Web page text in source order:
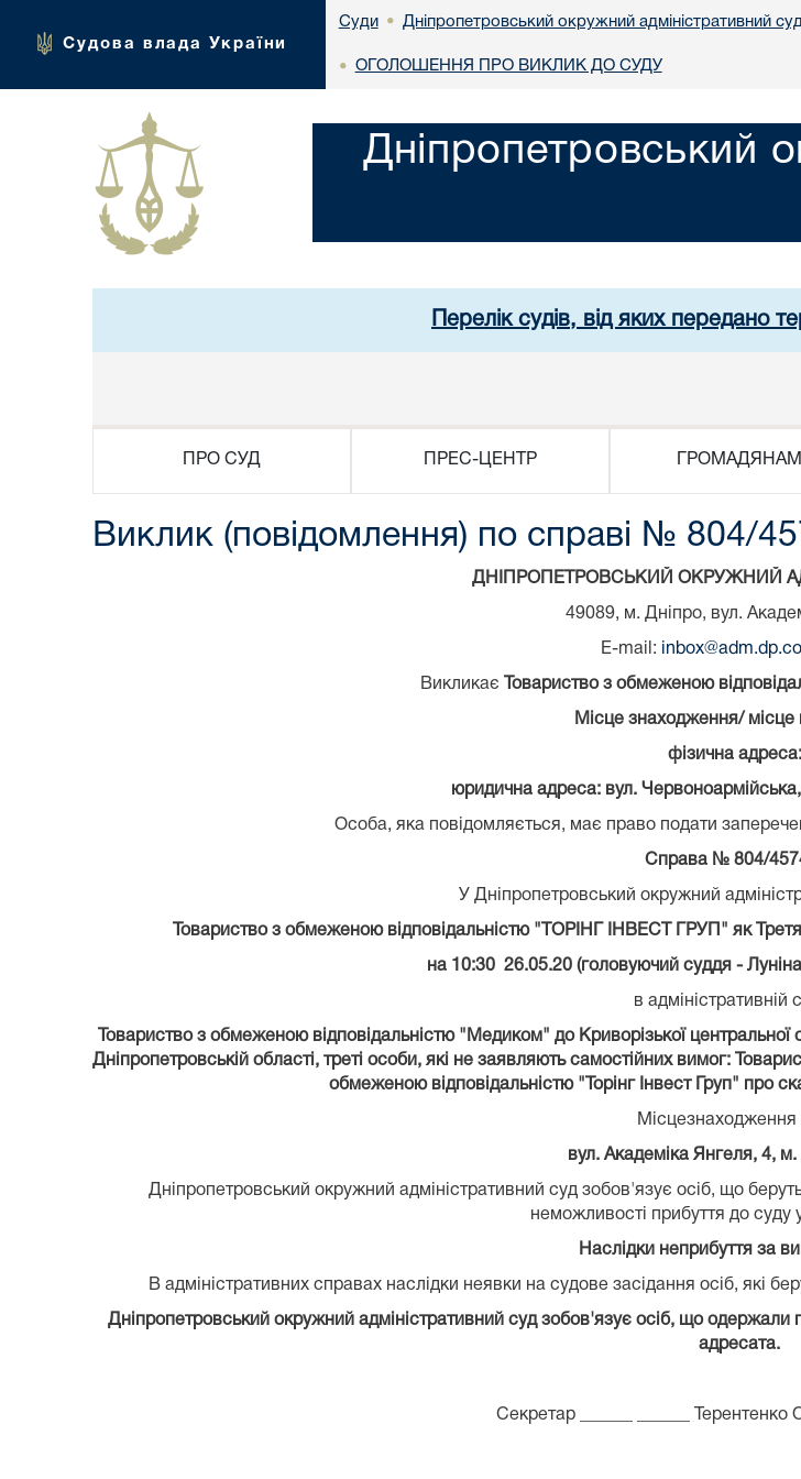
Судова влада України
Суди • Дніпропетровський окружний адміністративний суд
• ОГОЛОШЕННЯ ПРО ВИКЛИК ДО СУДУ
Дніпропетровський
Перелік судів, від яких передано
ПРО СУД ПРЕС-ЦЕНТР ГРОМАДЯНАМ
Виклик (повідомлення) по справі № 804/
ДНІПРОПЕТРОВСЬКИЙ ОКРУЖНИЙ
49089, м. Дніпро, вул.
E-mail:
Викликає Товариство з обмеженою
Місце знаходження/
фізична
юридична адреса: вул.
Особа, яка повідомляється, має право подати
Справа № 804/
У Дніпропетровський окружний
Товариство з обмеженою відповідальністю "ТОРІНГ ІНВЕСТ ГРУП" як
на 10:30 26.05.20 (головуючий суддя -
в адміністративній
Товариство з обмеженою відповідальністю "Медиком" до Криворізької центральної
Дніпропетровській області, треті особи, які не заявляють самостійних вимог:
обмеженою відповідальністю "Торінг Інвест Груп" про
Місцезнаходження
вул. Академіка Янгеля, 4,
Дніпропетровський окружний адміністративний суд зобов'язує осіб, що
неможливості прибуття до суду у
Наслідки неприбуття за
В адміністративних справах наслідки неявки на судове засідання осіб, які
Дніпропетровський окружний адміністративний суд зобов'язує осіб, що одержали
адресата.
Секретар ______ ______ Терентенко